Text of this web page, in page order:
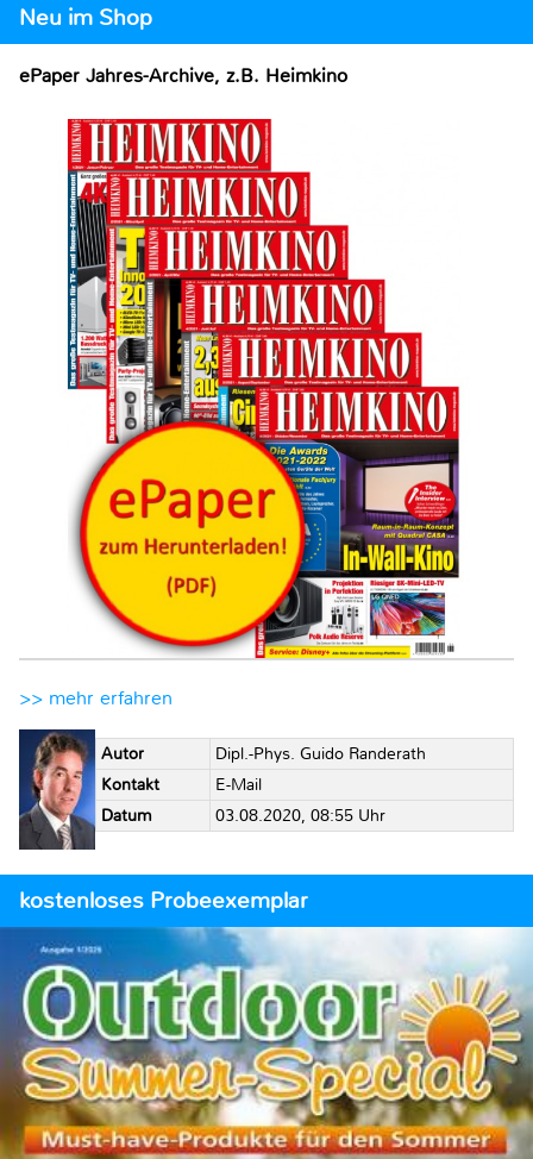
Neu im Shop
ePaper Jahres-Archive, z.B. Heimkino
>> mehr erfahren
Autor
Dipl.-Phys. Guido Randerath
Kontakt
E-Mail
Datum
03.08.2020, 08:55 Uhr
kostenloses Probeexemplar